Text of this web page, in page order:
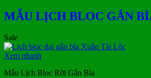
MẪU LỊCH BLOC GẮN
Sale
Xem nhanh
Mẫu Lịch Bloc Rời Gắn Bìa